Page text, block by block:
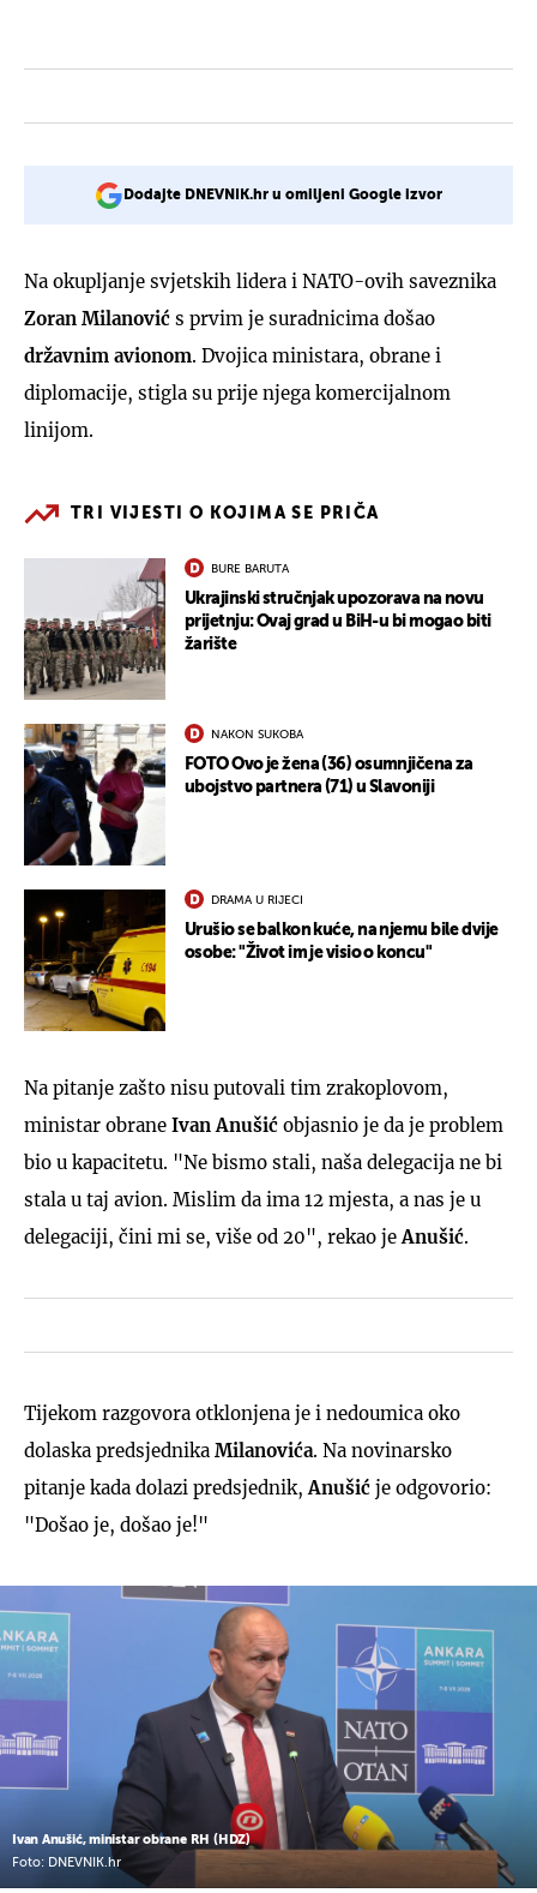
Dodajte DNEVNIK.hr u omiljeni Google izvor
Na okupljanje svjetskih lidera i NATO-ovih saveznika
Zoran Milanović s prvim je suradnicima došao
državnim avionom. Dvojica ministara, obrane i
diplomacije, stigla su prije njega komercijalnom
linijom.
TRI VIJESTI O KOJIMA SE PRIČA
BURE BARUTA
Ukrajinski stručnjak upozorava na novu
prijetnju: Ovaj grad u BiH-u bi mogao biti
žarište
NAKON SUKOBA
FOTO Ovo je žena (36) osumnjičena za
ubojstvo partnera (71) u Slavoniji
DRAMA U RIJECI
Urušio se balkon kuće, na njemu bile dvije
osobe: "Život im je visio o koncu"
Na pitanje zašto nisu putovali tim zrakoplovom,
ministar obrane Ivan Anušić objasnio je da je problem
bio u kapacitetu. "Ne bismo stali, naša delegacija ne bi
stala u taj avion. Mislim da ima 12 mjesta, a nas je u
delegaciji, čini mi se, više od 20", rekao je Anušić.
Tijekom razgovora otklonjena je i nedoumica oko
dolaska predsjednika Milanovića. Na novinarsko
pitanje kada dolazi predsjednik, Anušić je odgovorio:
"Došao je, došao je!"
Ivan Anušić, ministar obrane RH (HDZ)
Foto: DNEVNIK.hr